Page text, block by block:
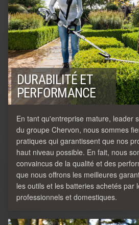
DURABILITÉ ET
PERFORMANCE
En tant qu'entreprise mature, leader
du groupe Chervon, nous sommes
pratiques qui garantissent que nos
haut niveau possible. En fait, nous
convaincus de la qualité et des
que nous offrons les meilleures
les outils et les batteries achetés par
professionnels et domestiques.